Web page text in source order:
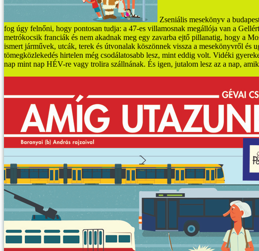
Zseniális mesekönyv a
fog úgy felnőni, hogy pontosan tudja: a 47-es villamosnak megállója van a
metrókocsik franciák és nem akadnak meg egy zavarba ejtő pillanatig, hogy a
ismert járművek, utcák, terek és útvonalak köszönnek vissza a mesekönyvről és
tömegközlekedés hirtelen még csodálatosabb lesz, mint eddig volt. Vidéki
nap mint nap HÉV-re vagy trolira szállnának. És igen, jutalom lesz az a nap,